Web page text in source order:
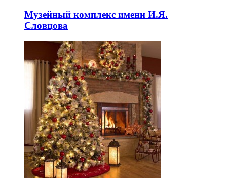
Музейный комплекс имени И.Я.
Словцова